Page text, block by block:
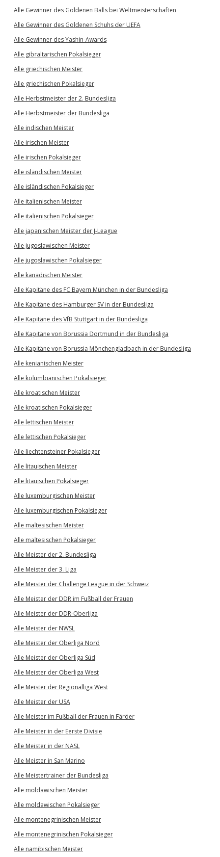
Alle Gewinner des Goldenen Balls bei Weltmeisterschaften
Alle Gewinner des Goldenen Schuhs der UEFA
Alle Gewinner des Yashin-Awards
Alle gibraltarischen Pokalsieger
Alle griechischen Meister
Alle griechischen Pokalsieger
Alle Herbstmeister der 2. Bundesliga
Alle Herbstmeister der Bundesliga
Alle indischen Meister
Alle irischen Meister
Alle irischen Pokalsieger
Alle isländischen Meister
Alle isländischen Pokalsieger
Alle italienischen Meister
Alle italienischen Pokalsieger
Alle japanischen Meister der J-League
Alle jugoslawischen Meister
Alle jugoslawischen Pokalsieger
Alle kanadischen Meister
Alle Kapitäne des FC Bayern München in der Bundesliga
Alle Kapitäne des Hamburger SV in der Bundesliga
Alle Kapitäne des VfB Stuttgart in der Bundesliga
Alle Kapitäne von Borussia Dortmund in der Bundesliga
Alle Kapitäne von Borussia Mönchengladbach in der Bundesliga
Alle kenianischen Meister
Alle kolumbianischen Pokalsieger
Alle kroatischen Meister
Alle kroatischen Pokalsieger
Alle lettischen Meister
Alle lettischen Pokalsieger
Alle liechtensteiner Pokalsieger
Alle litauischen Meister
Alle litauischen Pokalsieger
Alle luxemburgischen Meister
Alle luxemburgischen Pokalsieger
Alle maltesischen Meister
Alle maltesischen Pokalsieger
Alle Meister der 2. Bundesliga
Alle Meister der 3. Liga
Alle Meister der Challenge League in der Schweiz
Alle Meister der DDR im Fußball der Frauen
Alle Meister der DDR-Oberliga
Alle Meister der NWSL
Alle Meister der Oberliga Nord
Alle Meister der Oberliga Süd
Alle Meister der Oberliga West
Alle Meister der Regionalliga West
Alle Meister der USA
Alle Meister im Fußball der Frauen in Färöer
Alle Meister in der Eerste Divisie
Alle Meister in der NASL
Alle Meister in San Marino
Alle Meistertrainer der Bundesliga
Alle moldawischen Meister
Alle moldawischen Pokalsieger
Alle montenegrinischen Meister
Alle montenegrinischen Pokalsieger
Alle namibischen Meister